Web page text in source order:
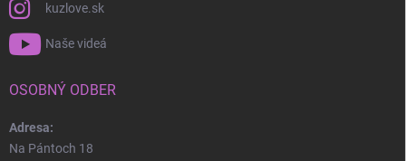
kuzlove.sk
Naše videá
OSOBNÝ ODBER
Adresa:
Na Pántoch 18